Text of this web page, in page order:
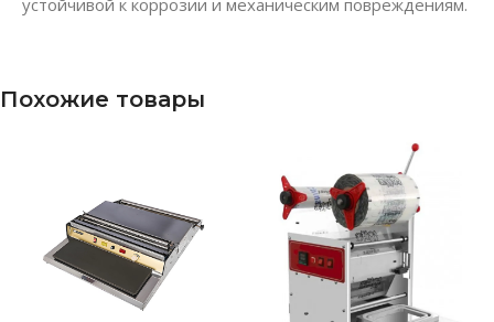
Похожие товары